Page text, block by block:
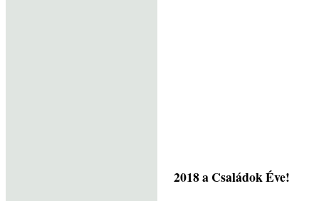
2018 a Családok Éve!